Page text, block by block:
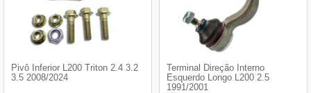
Pivô Inferior L200 Triton 2.4 3.2
3.5 2008/2024
Terminal Direção Interno
Esquerdo Longo L200 2.5
1991/2001